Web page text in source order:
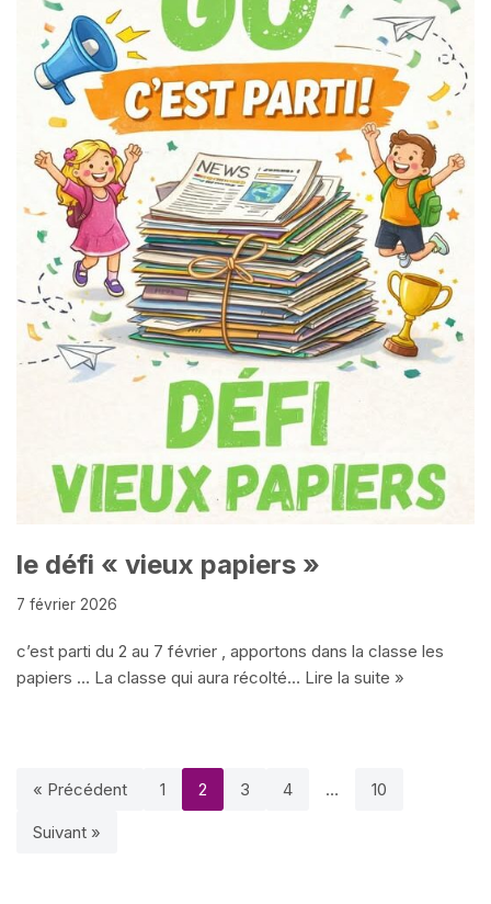
le défi « vieux papiers »
7 février 2026
c’est parti du 2 au 7 février , apportons dans la classe les
papiers … La classe qui aura récolté… Lire la suite »
« Précédent 1 2 3 4 … 10
Suivant »